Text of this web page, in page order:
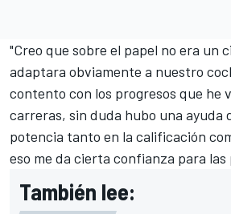
"Creo que sobre el papel no era un
adaptara obviamente a nuestro
contento con los progresos que he
carreras, sin duda hubo una ayuda
potencia tanto en la calificación
eso me da cierta confianza para las
También lee: